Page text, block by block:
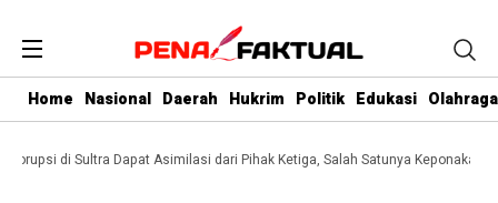
Home Nasional Daerah Hukrim Politik Edukasi Olahraga
Korupsi di Sultra Dapat Asimilasi dari Pihak Ketiga, Salah Satunya Keponakan